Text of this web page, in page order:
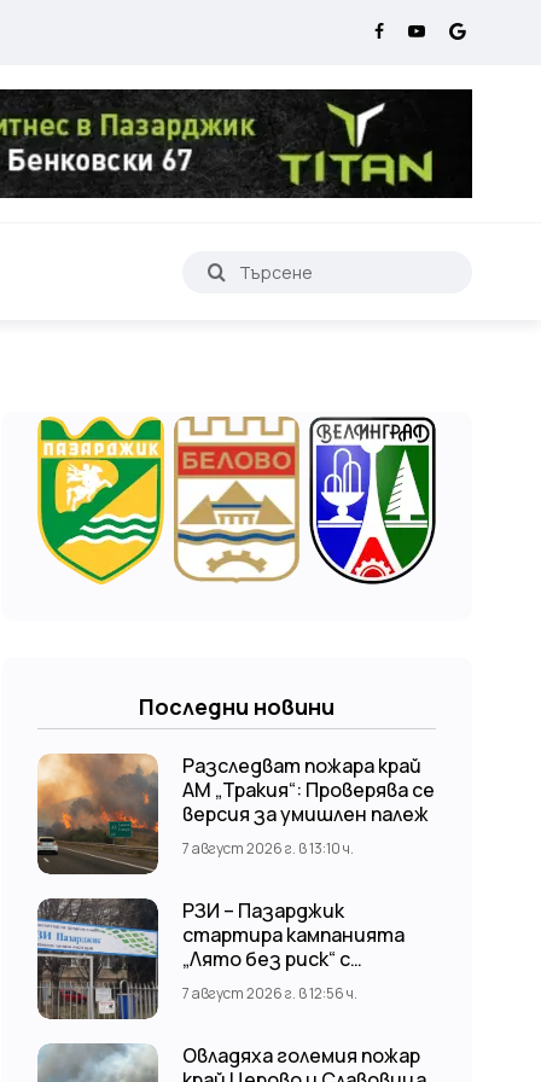
Последни новини
Разследват пожара край
АМ „Тракия“: Проверява се
версия за умишлен палеж
7 август 2026 г. в 13:10 ч.
РЗИ – Пазарджик
стартира кампанията
„Лято без риск“ с
безплатни и анонимни
изследвания за ХИВ
7 август 2026 г. в 12:56 ч.
Овладяха големия пожар